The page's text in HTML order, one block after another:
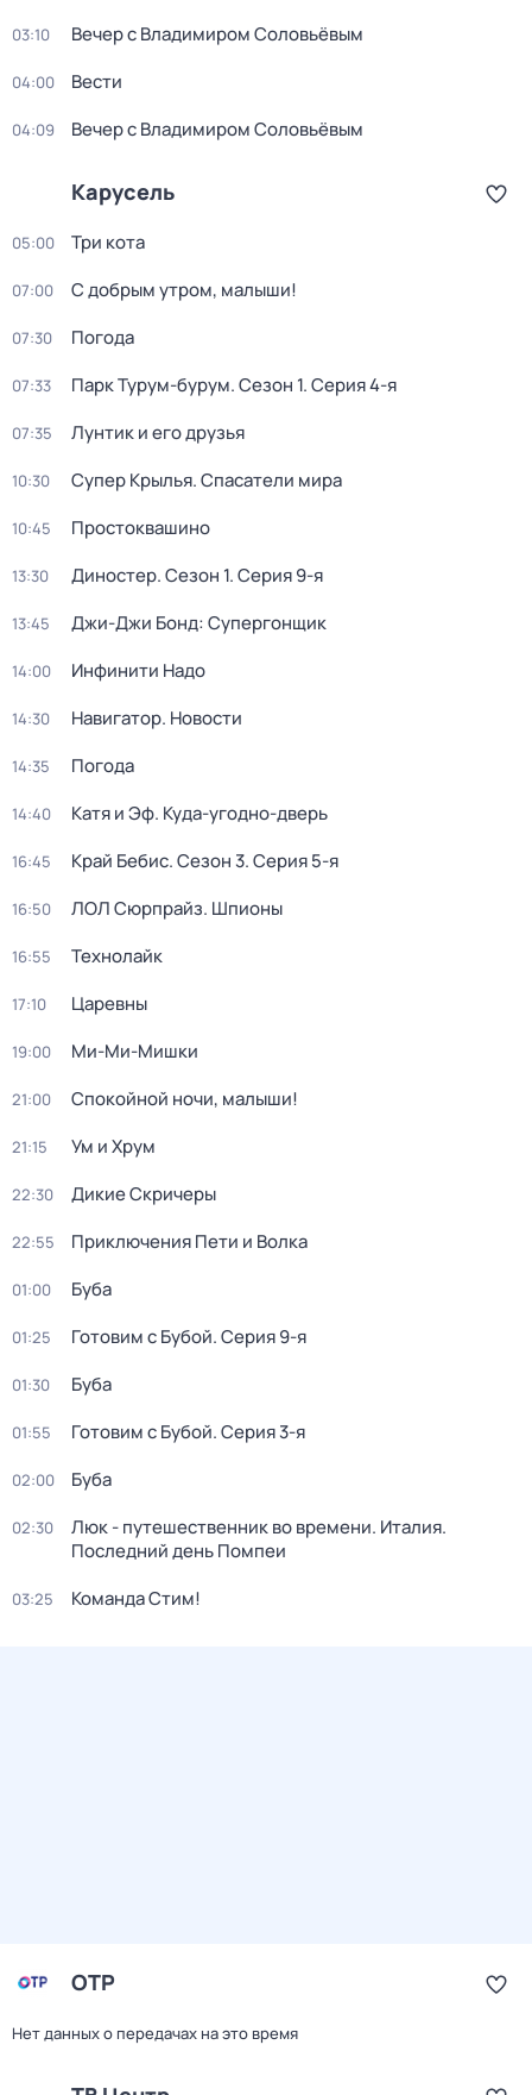
03:10 Вечер с Владимиром Соловьёвым
04:00 Вести
04:09 Вечер с Владимиром Соловьёвым
Карусель
05:00 Три кота
07:00 С добрым утром, малыши!
07:30 Погода
07:33 Парк Турум-бурум. Сезон 1. Серия 4-я
07:35 Лунтик и его друзья
10:30 Супер Крылья. Спасатели мира
10:45 Простоквашино
13:30 Диностер. Сезон 1. Серия 9-я
13:45 Джи-Джи Бонд: Супергонщик
14:00 Инфинити Надо
14:30 Навигатор. Новости
14:35 Погода
14:40 Катя и Эф. Куда-угодно-дверь
16:45 Край Бебис. Сезон 3. Серия 5-я
16:50 ЛОЛ Сюрпрайз. Шпионы
16:55 Технолайк
17:10 Царевны
19:00 Ми-Ми-Мишки
21:00 Спокойной ночи, малыши!
21:15 Ум и Хрум
22:30 Дикие Скричеры
22:55 Приключения Пети и Волка
01:00 Буба
01:25 Готовим с Бубой. Серия 9-я
01:30 Буба
01:55 Готовим с Бубой. Серия 3-я
02:00 Буба
02:30
Люк - путешественник во времени. Италия.
Последний день Помпеи
03:25 Команда Стим!
ОТР
Нет данных о передачах на это время